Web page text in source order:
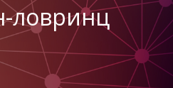
ловринц